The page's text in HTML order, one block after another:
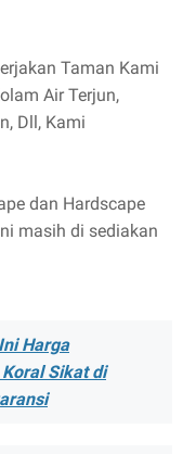
Taman Kami
Air Terjun,
Dll, Kami
dan Hardscape
masih di sediakan
Harga
Sikat di